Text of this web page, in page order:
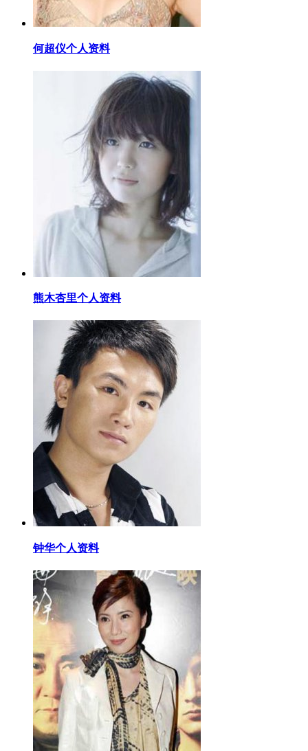
​何超仪个人资料
​熊木杏里个人资料
​钟华个人资料